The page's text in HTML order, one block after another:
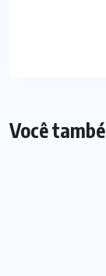
Você